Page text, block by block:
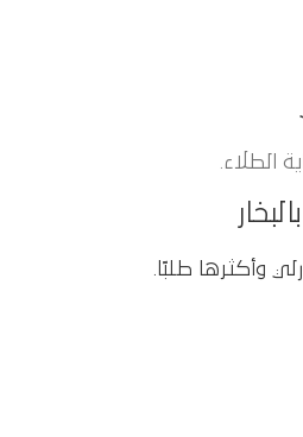
الطلاء.
وأكثرها طلبًا.